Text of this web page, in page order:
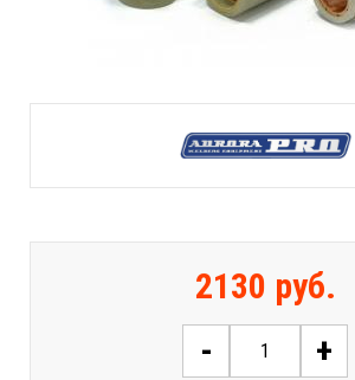
2130 руб.
-
+